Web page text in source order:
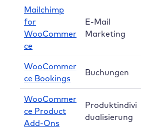
Mailchimp
for
WooCommer
ce
E-Mail
Marketing
WooCommer
ce Bookings
Buchungen
WooCommer
ce Product
Add-Ons
Produktindivi
dualisierung